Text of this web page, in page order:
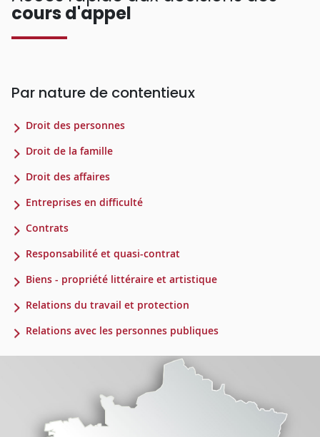
cours d'appel
Par nature de contentieux
Droit des personnes
Droit de la famille
Droit des affaires
Entreprises en difficulté
Contrats
Responsabilité et quasi-contrat
Biens - propriété littéraire et artistique
Relations du travail et protection
Relations avec les personnes publiques